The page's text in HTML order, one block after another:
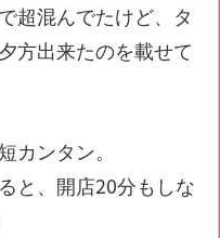
超混んでたけど、タ
方出来たのを載せて
カンタン。
と、開店20分もしな